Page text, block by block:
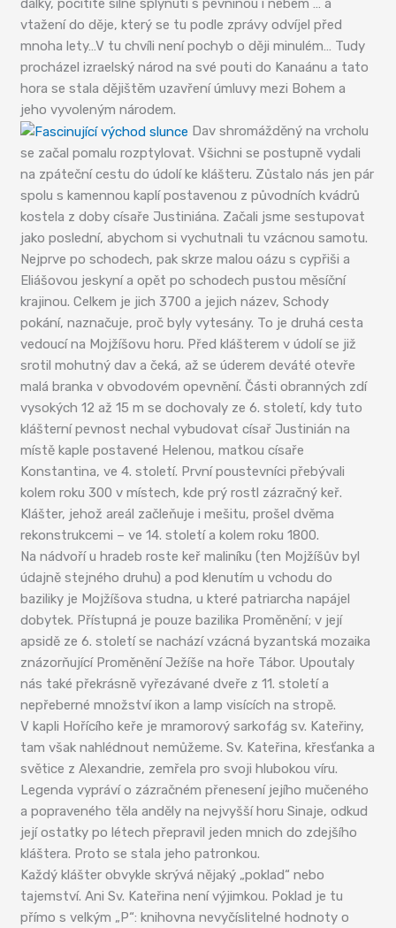
dálky, pocítíte silné splynutí s pevninou i nebem … a
vtažení do děje, který se tu podle zprávy odvíjel před
mnoha lety…V tu chvíli není pochyb o ději minulém… Tudy
procházel izraelský národ na své pouti do Kanaánu a tato
hora se stala dějištěm uzavření úmluvy mezi Bohem a
jeho vyvoleným národem.
Dav shromážděný na vrcholu
se začal pomalu rozptylovat. Všichni se postupně vydali
na zpáteční cestu do údolí ke klášteru. Zůstalo nás jen pár
spolu s kamennou kaplí postavenou z původních kvádrů
kostela z doby císaře Justiniána. Začali jsme sestupovat
jako poslední, abychom si vychutnali tu vzácnou samotu.
Nejprve po schodech, pak skrze malou oázu s cypřiši a
Eliášovou jeskyní a opět po schodech pustou měsíční
krajinou. Celkem je jich 3700 a jejich název, Schody
pokání, naznačuje, proč byly vytesány. To je druhá cesta
vedoucí na Mojžíšovu horu. Před klášterem v údolí se již
srotil mohutný dav a čeká, až se úderem deváté otevře
malá branka v obvodovém opevnění. Části obranných zdí
vysokých 12 až 15 m se dochovaly ze 6. století, kdy tuto
klášterní pevnost nechal vybudovat císař Justinián na
místě kaple postavené Helenou, matkou císaře
Konstantina, ve 4. století. První poustevníci přebývali
kolem roku 300 v místech, kde prý rostl zázračný keř.
Klášter, jehož areál začleňuje i mešitu, prošel dvěma
rekonstrukcemi – ve 14. století a kolem roku 1800.
Na nádvoří u hradeb roste keř maliníku (ten Mojžíšův byl
údajně stejného druhu) a pod klenutím u vchodu do
baziliky je Mojžíšova studna, u které patriarcha napájel
dobytek. Přístupná je pouze bazilika Proměnění; v její
apsidě ze 6. století se nachází vzácná byzantská mozaika
znázorňující Proměnění Ježíše na hoře Tábor. Upoutaly
nás také překrásně vyřezávané dveře z 11. století a
nepřeberné množství ikon a lamp visících na stropě.
V kapli Hořícího keře je mramorový sarkofág sv. Kateřiny,
tam však nahlédnout nemůžeme. Sv. Kateřina, křesťanka a
světice z Alexandrie, zemřela pro svoji hlubokou víru.
Legenda vypráví o zázračném přenesení jejího mučeného
a popraveného těla anděly na nejvyšší horu Sinaje, odkud
její ostatky po létech přepravil jeden mnich do zdejšího
kláštera. Proto se stala jeho patronkou.
Každý klášter obvykle skrývá nějaký „poklad“ nebo
tajemství. Ani Sv. Kateřina není výjimkou. Poklad je tu
přímo s velkým „P“: knihovna nevyčíslitelné hodnoty o